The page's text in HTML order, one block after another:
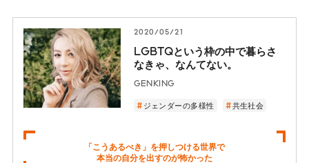
2020/05/21
LGBTQという枠の中で暮らさ
なきゃ、なんてない。
GENKING
ジェンダーの多様性 共生社会
「こうあるべき」を押しつける世界で
本当の自分を出すのが怖かった